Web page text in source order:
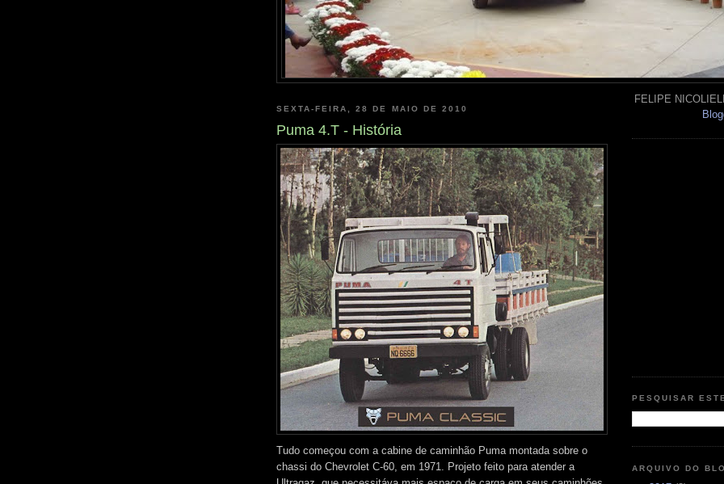
SEXTA-FEIRA, 28 DE MAIO DE 2010
Puma 4.T - História
Tudo começou com a cabine de caminhão Puma montada sobre o
chassi do Chevrolet C-60, em 1971. Projeto feito para atender a
FELIPE
PESQUISAR
ARQUIVO DO